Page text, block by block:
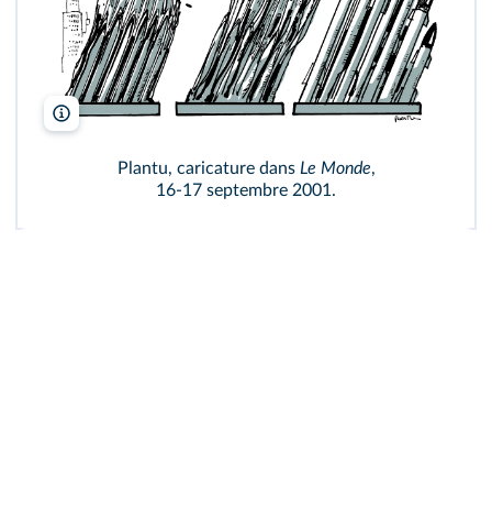
Plantu/Le Monde
Plantu, caricature dans Le Monde,
16‑17 septembre 2001.